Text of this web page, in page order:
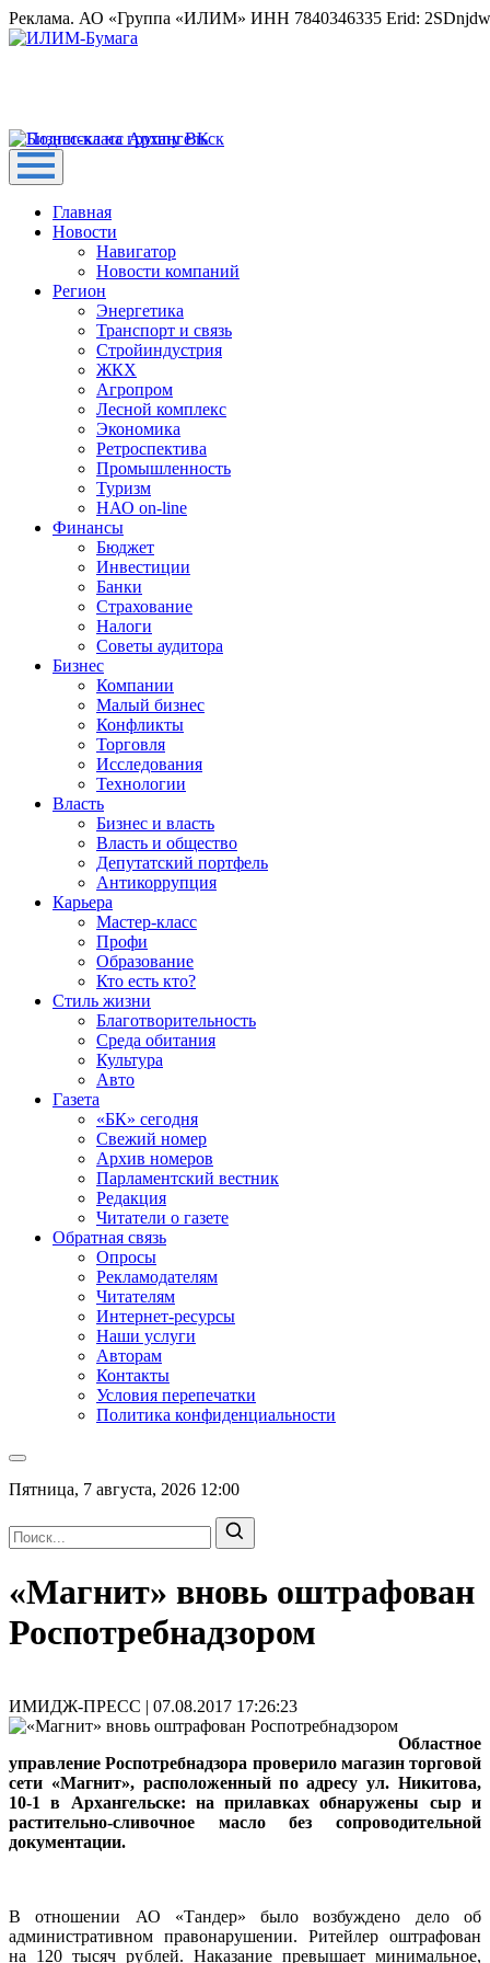
Реклама. АО «Группа «ИЛИМ» ИНН 7840346335 Erid:
Главная
Новости
Навигатор
Новости компаний
Регион
Энергетика
Транспорт и связь
Стройиндустрия
ЖКХ
Агропром
Лесной комплекс
Экономика
Ретроспектива
Промышленность
Туризм
НАО on-line
Финансы
Бюджет
Инвестиции
Банки
Страхование
Налоги
Советы аудитора
Бизнес
Компании
Малый бизнес
Конфликты
Торговля
Исследования
Технологии
Власть
Бизнес и власть
Власть и общество
Депутатский портфель
Антикоррупция
Карьера
Мастер-класс
Профи
Образование
Кто есть кто?
Стиль жизни
Благотворительность
Среда обитания
Культура
Авто
Газета
«БК» сегодня
Свежий номер
Архив номеров
Парламентский вестник
Редакция
Читатели о газете
Обратная связь
Опросы
Рекламодателям
Читателям
Интернет-ресурсы
Наши услуги
Авторам
Контакты
Условия перепечатки
Политика конфиденциальности
Пятница, 7 августа, 2026 12:00
«Магнит» вновь оштрафован
Роспотребнадзором
ИМИДЖ-ПРЕСС | 07.08.2017 17:26:23
Областное
управление Роспотребнадзора проверило магазин торговой
сети «Магнит», расположенный по адресу ул. Никитова,
10-1 в Архангельске: на прилавках обнаружены сыр и
растительно-сливочное масло без сопроводительной
документации.
В отношении АО «Тандер» было возбуждено дело об
административном правонарушении. Ритейлер оштрафован
на 120 тысяч рублей. Наказание превышает минимальное,